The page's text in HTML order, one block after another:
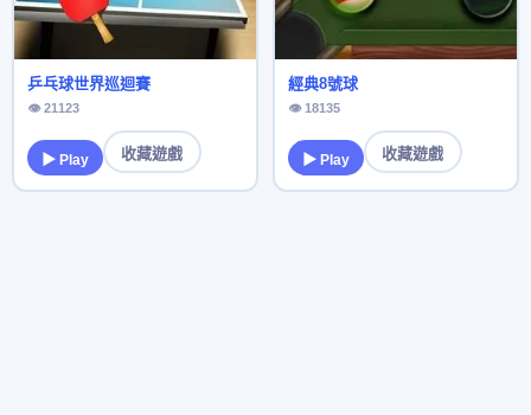
乒乓球世界巡迴賽
👁 21123
▶ Play 收藏遊戲
經典8號球
👁 18135
▶ Play 收藏遊戲